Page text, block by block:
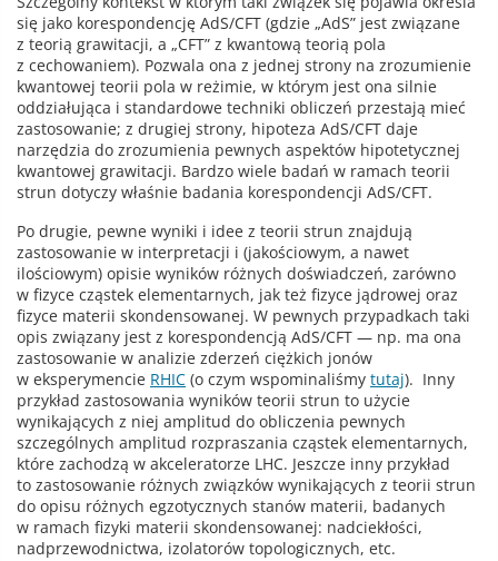
się jako korespondencję AdS/CFT (gdzie „AdS” jest związane
z teorią grawitacji, a „CFT” z kwantową teorią pola
z cechowaniem). Pozwala ona z jednej strony na zrozumienie
kwantowej teorii pola w reżimie, w którym jest ona silnie
oddziałująca i standardowe techniki obliczeń przestają mieć
zastosowanie; z drugiej strony, hipoteza AdS/CFT daje
narzędzia do zrozumienia pewnych aspektów hipotetycznej
kwantowej grawitacji. Bardzo wiele badań w ramach teorii
strun dotyczy właśnie badania korespondencji AdS/CFT.
Po drugie, pewne wyniki i idee z teorii strun znajdują
zastosowanie w interpretacji i (jakościowym, a nawet
ilościowym) opisie wyników różnych doświadczeń, zarówno
w fizyce cząstek elementarnych, jak też fizyce jądrowej oraz
fizyce materii skondensowanej. W pewnych przypadkach taki
opis związany jest z korespondencją AdS/CFT — np. ma ona
zastosowanie w analizie zderzeń ciężkich jonów
w eksperymencie RHIC (o czym wspominaliśmy tutaj). Inny
przykład zastosowania wyników teorii strun to użycie
wynikających z niej amplitud do obliczenia pewnych
szczególnych amplitud rozpraszania cząstek elementarnych,
które zachodzą w akceleratorze LHC. Jeszcze inny przykład
to zastosowanie różnych związków wynikających z teorii strun
do opisu różnych egzotycznych stanów materii, badanych
w ramach fizyki materii skondensowanej: nadciekłości,
nadprzewodnictwa, izolatorów topologicznych, etc.